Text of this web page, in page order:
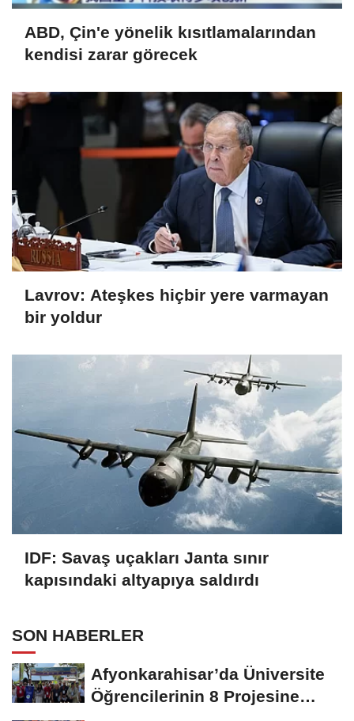
ABD, Çin'e yönelik kısıtlamalarından
kendisi zarar görecek
Lavrov: Ateşkes hiçbir yere varmayan
bir yoldur
IDF: Savaş uçakları Janta sınır
kapısındaki altyapıya saldırdı
SON HABERLER
Afyonkarahisar’da Üniversite
Öğrencilerinin 8 Projesine